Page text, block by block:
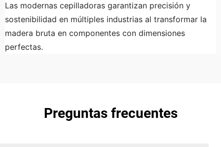
Las modernas cepilladoras garantizan precisión y
sostenibilidad en múltiples industrias al transformar la
madera bruta en componentes con dimensiones
perfectas.
Preguntas frecuentes